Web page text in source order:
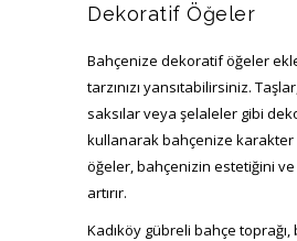
Dekoratif Öğeler
Bahçenize dekoratif öğeler
tarzınızı yansıtabilirsiniz.
saksılar veya şelaleler gibi
kullanarak bahçenize karakter
öğeler, bahçenizin estetiğini
artırır.
Kadıköy gübreli bahçe